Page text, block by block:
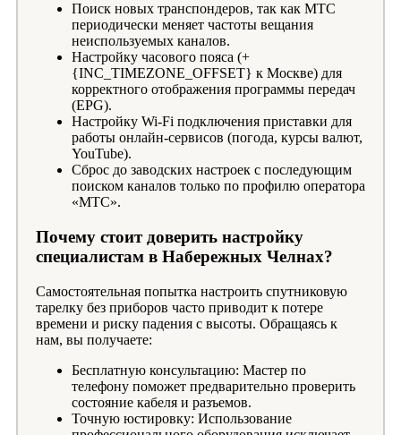
Поиск новых транспондеров, так как МТС
периодически меняет частоты вещания
неиспользуемых каналов.
Настройку часового пояса (+
{INC_TIMEZONE_OFFSET} к Москве) для
корректного отображения программы передач
(EPG).
Настройку Wi-Fi подключения приставки для
работы онлайн-сервисов (погода, курсы валют,
YouTube).
Сброс до заводских настроек с последующим
поиском каналов только по профилю оператора
«МТС».
Почему стоит доверить настройку
специалистам в Набережных Челнах?
Самостоятельная попытка настроить спутниковую
тарелку без приборов часто приводит к потере
времени и риску падения с высоты. Обращаясь к
нам, вы получаете:
Бесплатную консультацию: Мастер по
телефону поможет предварительно проверить
состояние кабеля и разъемов.
Точную юстировку: Использование